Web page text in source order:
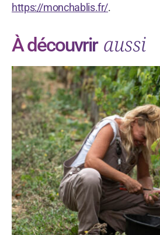
https://monchablis.fr/.
À découvrir aussi